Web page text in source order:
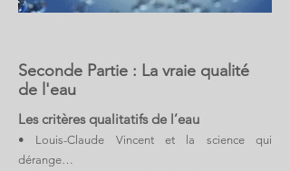
Seconde Partie : La vraie qualité
de l'eau
Les critères qualitatifs de l’eau
• Louis-Claude Vincent et la science qui
dérange…